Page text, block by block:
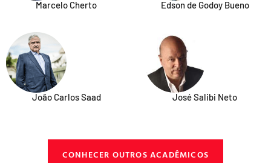
Marcelo Cherto Edson de Godoy Bueno
João Carlos Saad José Salibi Neto
CONHECER OUTROS ACADÊMICOS